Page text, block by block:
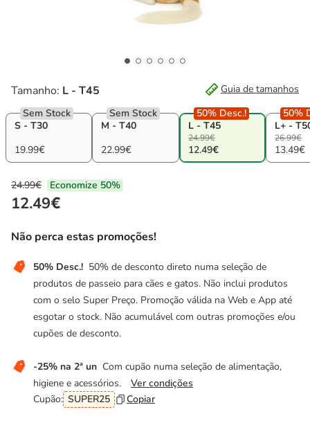
Tamanho: L - T45 Guia de tamanhos
S - T30
Sem Stock
19.99€
M - T40
Sem Stock
22.99€
L - T45
50% Desc.!
24.99€
12.49€
L+ -
50%
26.99€
13.49€
Não perca estas promoções!
50% Desc.! 50% de desconto direto numa seleção de
produtos de passeio para cães e gatos. Não inclui produtos
com o selo Super Preço. Promoção válida na Web e App até
esgotar o stock. Não acumulável com outras promoções e/ou
cupões de desconto.
-25% na 2ª un Com cupão numa seleção de alimentação,
higiene e acessórios.
Ver condições
Cupão: SUPER25 Copiar
Preço anterior 24.99€, Está a poupar 50%, Preço Final
24.99€ Economize 50%
12.49€